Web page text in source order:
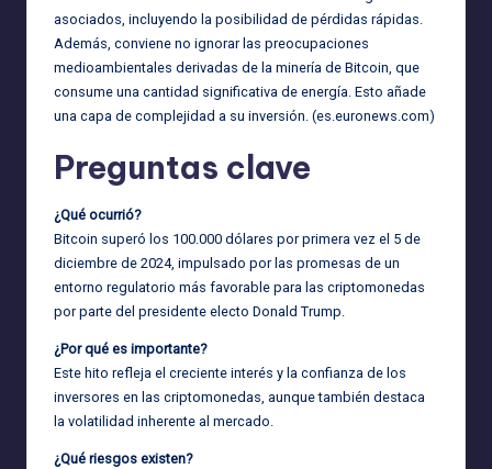
asociados, incluyendo la posibilidad de pérdidas rápidas.
Además, conviene no ignorar las preocupaciones
medioambientales derivadas de la minería de Bitcoin, que
consume una cantidad significativa de energía. Esto añade
una capa de complejidad a su inversión. (es.euronews.com)
Preguntas clave
¿Qué ocurrió?
Bitcoin superó los 100.000 dólares por primera vez el 5 de
diciembre de 2024, impulsado por las promesas de un
entorno regulatorio más favorable para las criptomonedas
por parte del presidente electo Donald Trump.
¿Por qué es importante?
Este hito refleja el creciente interés y la confianza de los
inversores en las criptomonedas, aunque también destaca
la volatilidad inherente al mercado.
¿Qué riesgos existen?